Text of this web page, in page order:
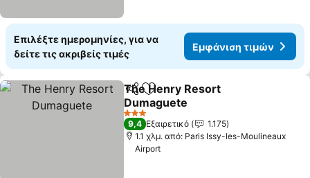
Επιλέξτε ημερομηνίες, για να
δείτε τις ακριβείς τιμές
Εμφάνιση τιμών
Κοινοποίηση
Προσθήκη στα αγαπημένα
The Henry Resort
Dumaguete
3 Αστέρια
9,4 Εξαιρετικό
1.175
1.1 χλμ. από: Paris Issy-les-Moulineaux
Airport